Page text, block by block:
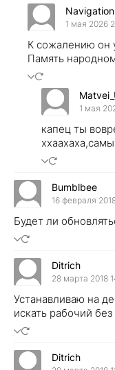
Navigation
1 мая 2026
К сожалению он
Память
1 мая
капец ты
Bumblbee
16 февраля
Будет ли
Ditrich
28 марта 2018
Устанавливаю на
искать рабочий
Ditrich